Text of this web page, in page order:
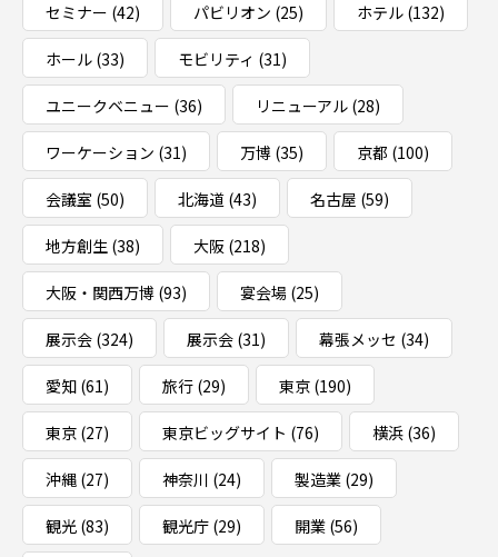
セミナー (42) パビリオン (25) ホテル (132)
ホール (33) モビリティ (31)
ユニークベニュー (36) リニューアル (28)
ワーケーション (31) 万博 (35) 京都 (100)
会議室 (50) 北海道 (43) 名古屋 (59)
地方創生 (38) 大阪 (218)
大阪・関西万博 (93) 宴会場 (25)
展示会 (324) 展示会 (31) 幕張メッセ (34)
愛知 (61) 旅行 (29) 東京 (190)
東京 (27) 東京ビッグサイト (76) 横浜 (36)
沖縄 (27) 神奈川 (24) 製造業 (29)
観光 (83) 観光庁 (29) 開業 (56)